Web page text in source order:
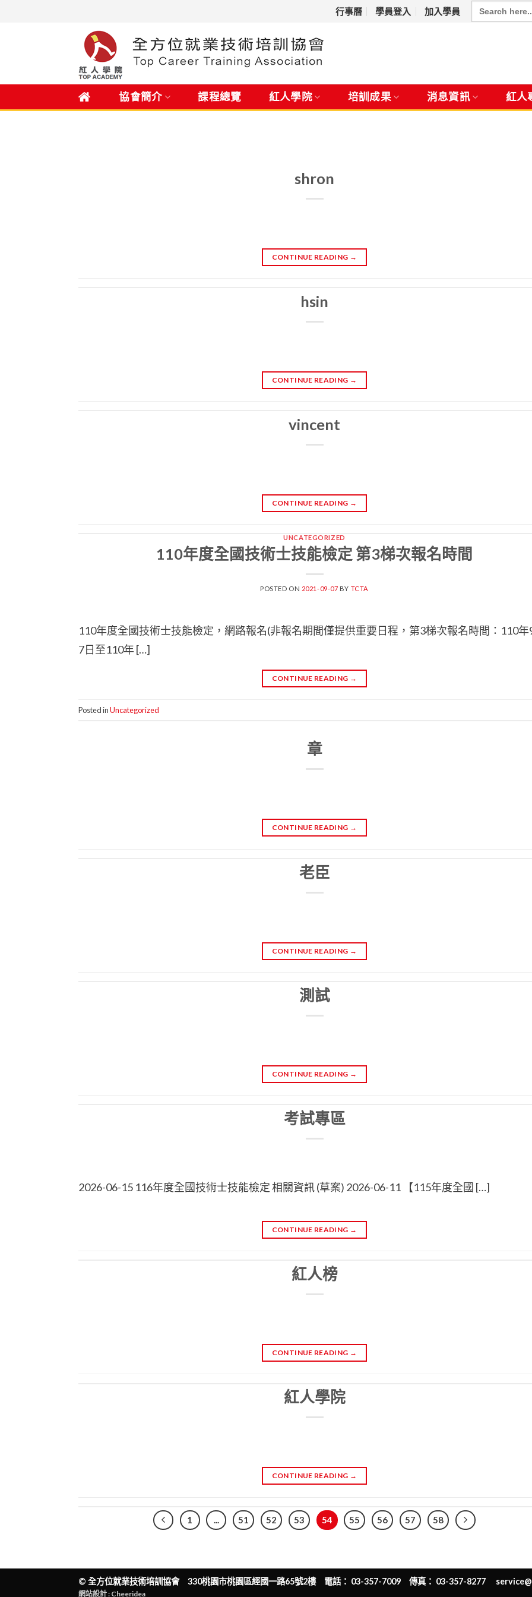
行事曆 學員登入 加入學員
Search
for:
. 協會簡介 課程總覽 紅人學院 培訓成果 消息資訊 紅人
shron
CONTINUE READING →
hsin
CONTINUE READING →
vincent
CONTINUE READING →
UNCATEGORIZED
110年度全國技術士技能檢定 第3梯次報名時間
POSTED ON 2021-09-07 BY TCTA
110年度全國技術士技能檢定，網路報名(非報名期間僅提供重要日程，第3梯次報名時間：110年
7日至110年 […]
CONTINUE READING →
Posted inUncategorized
章
CONTINUE READING →
老臣
CONTINUE READING →
測試
CONTINUE READING →
考試專區
2026-06-15 116年度全國技術士技能檢定 相關資訊 (草案) 2026-06-11 【115年度全國 […]
CONTINUE READING →
紅人榜
CONTINUE READING →
紅人學院
CONTINUE READING →
1 ... 51 52 53 54 55 56 57 58
© 全方位就業技術培訓協會330桃園市桃園區經國一路65號2樓 電話： 03-357-7009 傳真： 03-357-8277
網站設計 : Cheeridea